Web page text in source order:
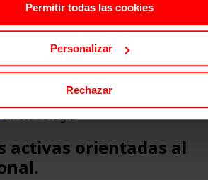
Permitir todas las cookies
Personalizar
Rechazar
través de metodologías prácticas e
al alumnado para afrontar con
entorno profesional.
Metodología
activas orientadas al